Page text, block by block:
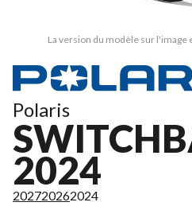
La version du modèle sur l'image
Polaris
2024
202720262024